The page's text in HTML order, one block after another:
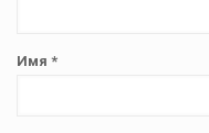
Имя *